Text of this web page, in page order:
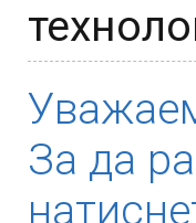
За да